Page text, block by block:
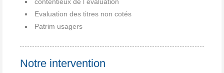
Evaluation des titres non cotés
Patrim usagers
Notre intervention